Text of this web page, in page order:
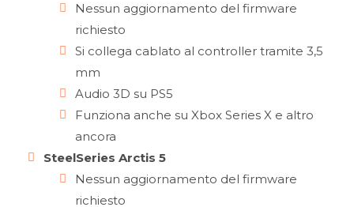
Nessun aggiornamento del firmware
richiesto
Si collega cablato al controller tramite 3,5
mm
Audio 3D su PS5
Funziona anche su Xbox Series X e altro
ancora
SteelSeries Arctis 5
Nessun aggiornamento del firmware
richiesto